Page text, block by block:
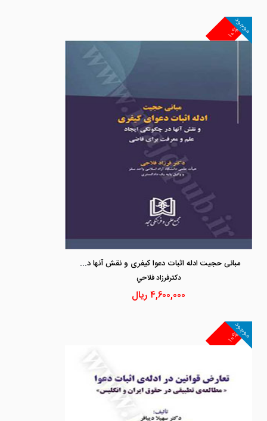
۱۰%
موجود
مبانی حجیت ادله اثبات دعوا کیفری و نقش آنها در چگونگی ایجاد علم و معرف برای قاضی »
دكترفرزاد فلاحي
۴,۶۰۰,۰۰۰ریال
۱۰%
موجود